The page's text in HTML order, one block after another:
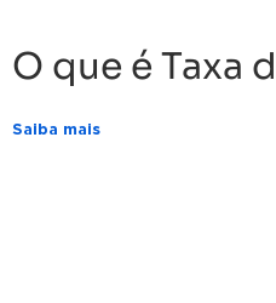
O que é Taxa
Saiba mais